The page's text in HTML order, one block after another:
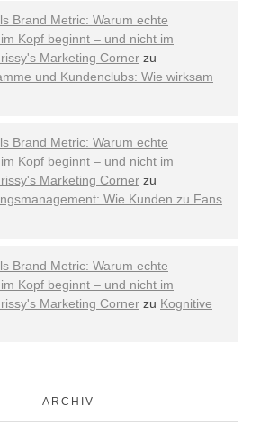
Brand Metric: Warum echte
Kopf beginnt – und nicht im
Marketing Corner zu
und Kundenclubs: Wie wirksam
Brand Metric: Warum echte
Kopf beginnt – und nicht im
Marketing Corner zu
Wie Kunden zu Fans
Brand Metric: Warum echte
Kopf beginnt – und nicht im
Marketing Corner zu Kognitive
ARCHIV